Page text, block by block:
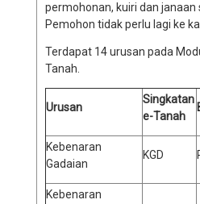
permohonan, kuiri dan janaan
Pemohon tidak perlu lagi ke
Terdapat 14 urusan pada
Tanah.
Urusan
Singkatan
e-Tanah
Kebenaran
Gadaian
KGD
Kebenaran